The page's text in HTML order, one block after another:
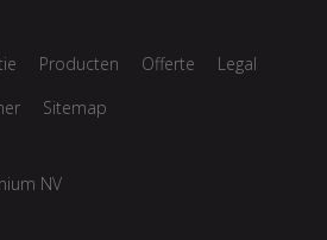
Producten Offerte
Legal
Sitemap
NV